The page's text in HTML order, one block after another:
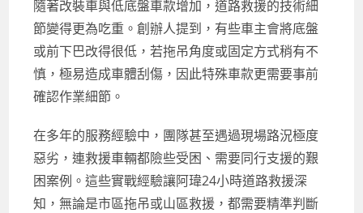
隨著改裝車與低底盤車款增加，道路救援的技術細
節變得更為吃重。創辦人提到，有些車主會將底盤
或前下巴改得很低，若拖吊角度或固定方式稍有不
慎，極易造成車體刮傷，因此特殊車款更需要事前
確認作業細節。
在多年的服務經驗中，團隊甚至遇過現場路況極度
惡劣，連救援車輛都險些受困、需要同行支援的艱
困案例。這些實戰經驗讓阿瑋24小時道路救援深
知，無論是市區拖吊或山區救援，都需要精準判斷